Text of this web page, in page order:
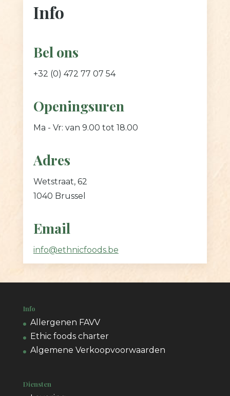
Info
Bel ons
+32 (0) 472 77 07 54
Openingsuren
Ma - Vr: van 9.00 tot 18.00
Adres
Wetstraat, 62
1040 Brussel
Email
info@ethnicfoods.be
Info
Allergenen FAVV
Ethic foods charter
Algemene Verkoopvoorwaarden
Diensten